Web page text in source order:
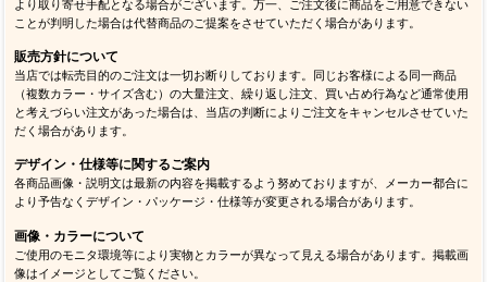
より取り寄せ手配となる場合がございます。万一、ご注文後に商品をご用意できない
ことが判明した場合は代替商品のご提案をさせていただく場合があります。
販売方針について
当店では転売目的のご注文は一切お断りしております。同じお客様による同一商品
（複数カラー・サイズ含む）の大量注文、繰り返し注文、買い占め行為など通常使用
と考えづらい注文があった場合は、当店の判断によりご注文をキャンセルさせていた
だく場合があります。
デザイン・仕様等に関するご案内
各商品画像・説明文は最新の内容を掲載するよう努めておりますが、メーカー都合に
より予告なくデザイン・パッケージ・仕様等が変更される場合があります。
画像・カラーについて
ご使用のモニタ環境等により実物とカラーが異なって見える場合があります。掲載画
像はイメージとしてご覧ください。